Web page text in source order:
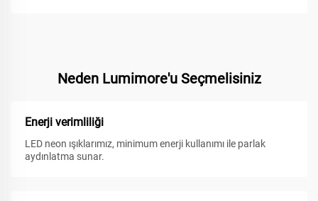
Neden Lumimore'u Seçmelisiniz
Enerji verimliliği
LED neon ışıklarımız, minimum enerji kullanımı ile parlak
aydınlatma sunar.